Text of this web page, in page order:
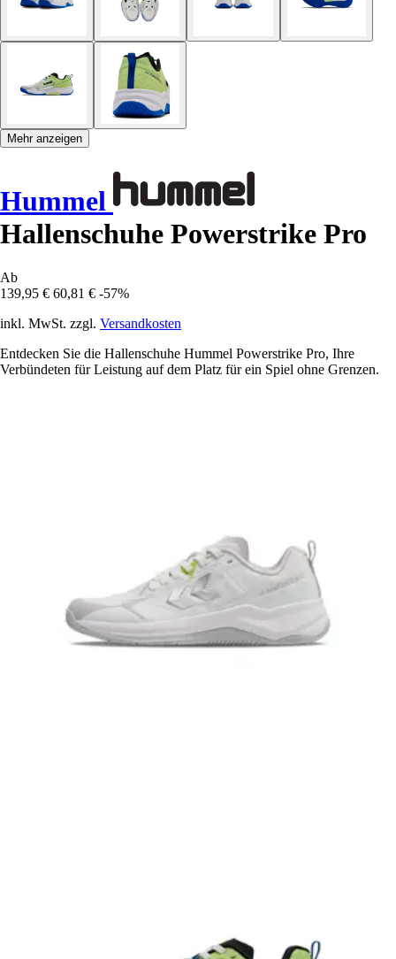
Mehr anzeigen
Hummel
Hallenschuhe Powerstrike Pro
Ab
139,95 € 60,81 € -57%
inkl. MwSt. zzgl. Versandkosten
Entdecken Sie die Hallenschuhe Hummel Powerstrike Pro, Ihre
Verbündeten für Leistung auf dem Platz für ein Spiel ohne Grenzen.